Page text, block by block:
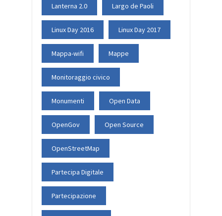
Lanterna 2.0 Largo de Paoli
Linux Day 2016 Linux Day 2017
Mappa-wifi Mappe
Monitoraggio civico
Monumenti Open Data
OpenGov Open Source
OpenStreetMap
Partecipa Digitale
Partecipazione